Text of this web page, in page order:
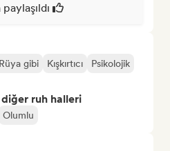
Rüya gibi Kışkırtıcı
Psikolojik
diğer ruh halleri
Olumlu